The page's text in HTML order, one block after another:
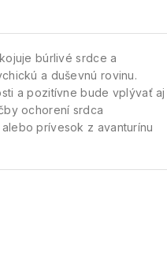
búrlivé srdce a
a duševnú rovinu.
a pozitívne bude vplývať aj
ochorení srdca
prívesok z avanturínu